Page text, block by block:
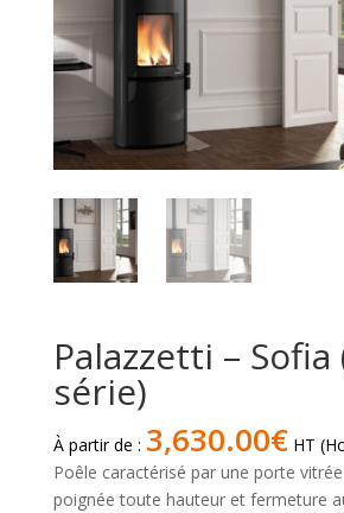
Palazzetti – Sofia
série)
À partir de : 3,630.00€ HT
Poêle caractérisé par une porte
poignée toute hauteur et fermeture